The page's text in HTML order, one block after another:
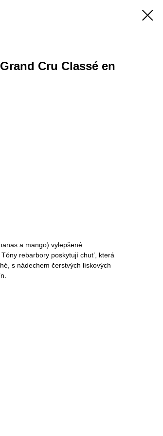
Cru Classé en
a mango) vylepšené
rebarbory ​​poskytují chut’, která
s nádechem čerstvých lískových